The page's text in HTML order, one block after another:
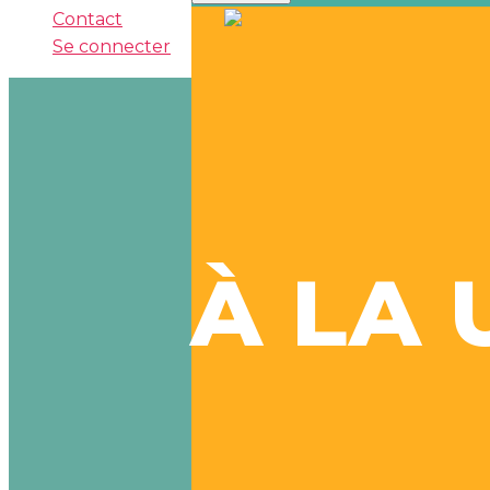
Contact
Se connecter
À LA